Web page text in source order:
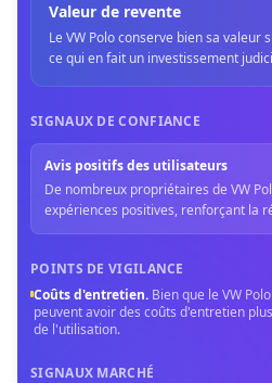
Valeur de revente
Le VW Polo conserve bien sa valeur
ce qui en fait un investissement
SIGNAUX DE CONFIANCE
Avis positifs des utilisateurs
De nombreux propriétaires de VW
expériences positives, renforçant la
POINTS DE VIGILANCE
Coûts d'entretien. Bien que le VW
peuvent avoir des coûts d'entretien
de l'utilisation.
SIGNAUX MARCHÉ